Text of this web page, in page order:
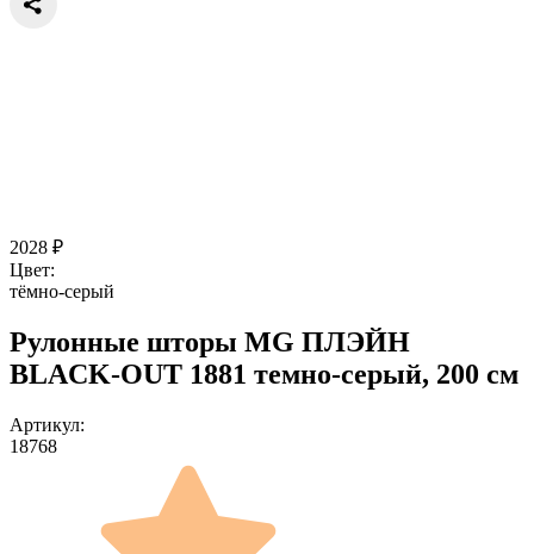
2028 ₽
Цвет:
тёмно-серый
Рулонные шторы MG ПЛЭЙН
BLACK-OUT 1881 темно-серый, 200 см
Артикул:
18768